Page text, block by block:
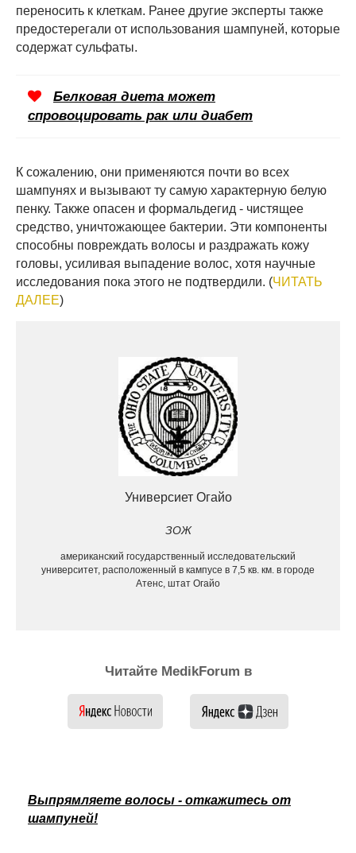
переносить к клеткам. Ранее другие эксперты также
предостерегали от использования шампуней, которые
содержат сульфаты.
Белковая диета может
спровоцировать рак или диабет
К сожалению, они применяются почти во всех
шампунях и вызывают ту самую характерную белую
пенку. Также опасен и формальдегид - чистящее
средство, уничтожающее бактерии. Эти компоненты
способны повреждать волосы и раздражать кожу
головы, усиливая выпадение волос, хотя научные
исследования пока этого не подтвердили. (ЧИТАТЬ
ДАЛЕЕ)
Универсиет Огайо
ЗОЖ
американский государственный исследовательский
университет, расположенный в кампусе в 7,5 кв. км. в городе
Атенс, штат Огайо
Читайте MedikForum в
Выпрямляете волосы - откажитесь от
шампуней!